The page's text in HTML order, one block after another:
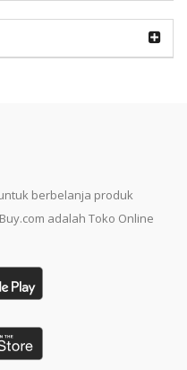
berbelanja produk
adalah Toko Online